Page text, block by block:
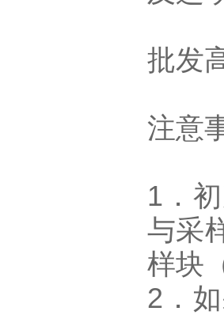
批发
注意
1．
与采
样块
2．